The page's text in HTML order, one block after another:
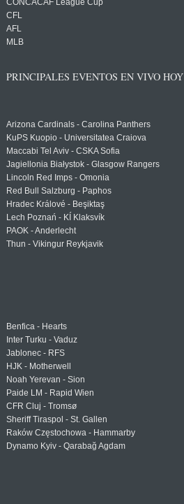
CONCACAF League Cup
CFL
AFL
MLB
PRINCIPALES EVENTOS EN VIVO HOY
Arizona Cardinals - Carolina Panthers
KuPS Kuopio - Universitatea Craiova
Maccabi Tel Aviv - CSKA Sofia
Jagiellonia Białystok - Glasgow Rangers
Lincoln Red Imps - Omonia
Red Bull Salzburg - Paphos
Hradec Králové - Beşiktaş
Lech Poznań - KÍ Klaksvík
PAOK - Anderlecht
Thun - Vikingur Reykjavik
Benfica - Hearts
Inter Turku - Vaduz
Jablonec - RFS
HJK - Motherwell
Noah Yerevan - Sion
Paide LM - Rapid Wien
CFR Cluj - Tromsø
Sheriff Tiraspol - St. Gallen
Raków Częstochowa - Hammarby
Dynamo Kyiv - Qarabağ Agdam